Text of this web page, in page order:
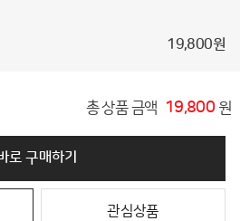
19,800원
총 상품 금액 19,800 원
로 구매하기
관심상품